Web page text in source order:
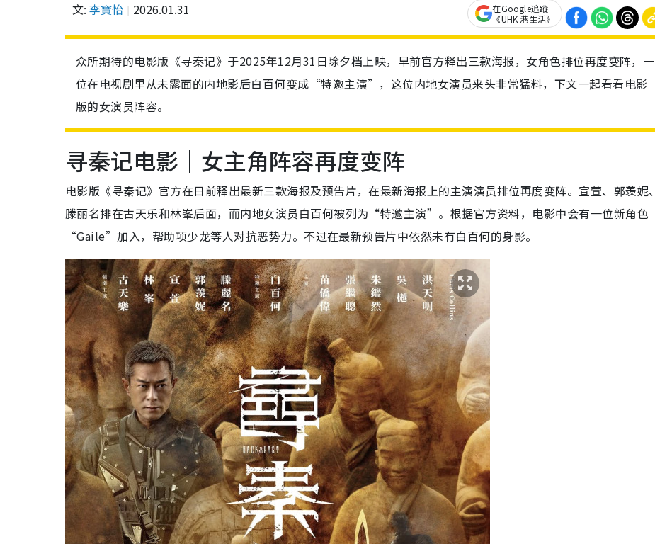
文: 李寶怡 2026.01.31
在Google追蹤
《UHK 港生活》
众所期待的电影版《寻秦记》于2025年12月31日除夕档上映，早前官方释出三款海报，女角色排位再度变阵，一
位在电视剧里从未露面的内地影后白百何变成“特邀主演”，这位内地女演员来头非常猛料，下文一起看看电影
版的女演员阵容。
寻秦记电影｜女主角阵容再度变阵
电影版《寻秦记》官方在日前释出最新三款海报及预告片，在最新海报上的主演演员排位再度变阵。宣萱、郭羡妮、
滕丽名排在古天乐和林峯后面，而内地女演员白百何被列为“特邀主演”。根据官方资料，电影中会有一位新角色
“Gaile”加入，帮助项少龙等人对抗恶势力。不过在最新预告片中依然未有白百何的身影。